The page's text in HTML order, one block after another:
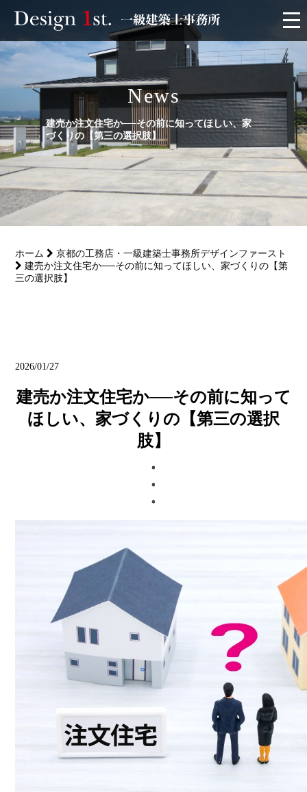
モニター
施工実績・施工事例
リフォーム
サービス
News
建売か注文住宅か──その前に知ってほしい、家
づくりの【第三の選択肢】
ホーム
京都の工務店・一級建築士事務所デザインファースト
建売か注文住宅か──その前に知ってほしい、家づくりの【第
三の選択肢】
2026/01/27
建売か注文住宅か──その前に知って
ほしい、家づくりの【第三の選択
肢】